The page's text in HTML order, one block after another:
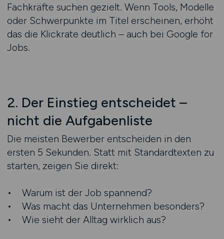
Fachkräfte suchen gezielt. Wenn Tools, Modelle
oder Schwerpunkte im Titel erscheinen, erhöht
das die Klickrate deutlich – auch bei Google for
Jobs.
2. Der Einstieg entscheidet –
nicht die Aufgabenliste
Die meisten Bewerber entscheiden in den
ersten 5 Sekunden. Statt mit Standardtexten zu
starten, zeigen Sie direkt:
• Warum ist der Job spannend?
• Was macht das Unternehmen besonders?
• Wie sieht der Alltag wirklich aus?